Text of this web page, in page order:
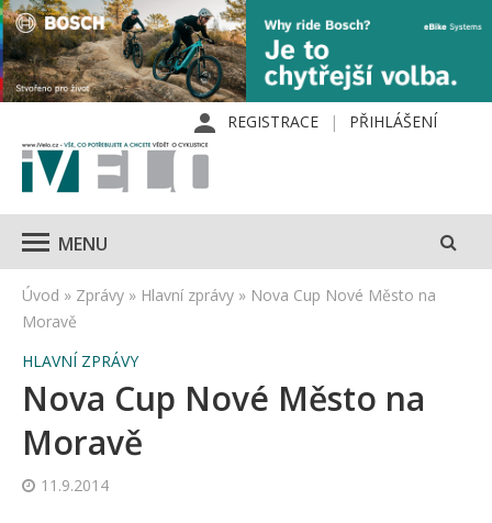
REGISTRACE PŘIHLÁŠENÍ
MENU
Úvod » Zprávy » Hlavní zprávy » Nova Cup Nové Město na
Moravě
HLAVNÍ ZPRÁVY
Nova Cup Nové Město na
Moravě
11.9.2014